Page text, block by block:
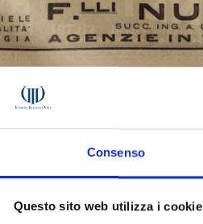
Consenso
Questo sito web utilizza i cookie
50-51 del 1948